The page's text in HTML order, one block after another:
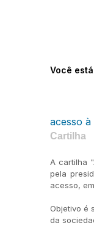
Você
acesso
Cartilha
A cartilha
pela
acesso,
Objetivo é
da